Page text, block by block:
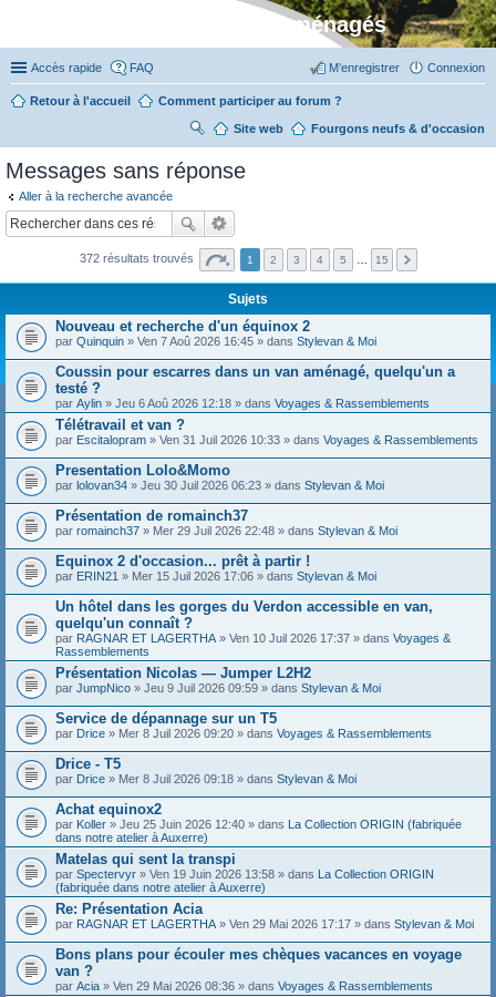
Stylevan - Vans aménagés
Accès rapide FAQ Connexion
M’enregistrer
Retour à l'accueil Comment participer au forum ?
Fourgons neufs & d'occasion
Site web
R
her
ch
er
Messages sans réponse
Aller à la recherche avancée
372 résultats trouvés 1 2 3 4 5 15
Sujets
Nouveau et recherche d'un équinox 2
par Quinquin » Ven 7 Aoû 2026 16:45 » dans Stylevan & Moi
Coussin pour escarres dans un van aménagé, quelqu'un a
testé ?
par Aylin » Jeu 6 Aoû 2026 12:18 » dans Voyages & Rassemblements
Télétravail et van ?
par Escitalopram » Ven 31 Juil 2026 10:33 » dans Voyages & Rassemblements
Presentation Lolo&Momo
par lolovan34 » Jeu 30 Juil 2026 06:23 » dans Stylevan & Moi
Présentation de romainch37
par romainch37 » Mer 29 Juil 2026 22:48 » dans Stylevan & Moi
Equinox 2 d'occasion... prêt à partir !
par ERIN21 » Mer 15 Juil 2026 17:06 » dans Stylevan & Moi
Un hôtel dans les gorges du Verdon accessible en van,
quelqu'un connaît ?
par RAGNAR ET LAGERTHA » Ven 10 Juil 2026 17:37 » dans Voyages &
Rassemblements
Présentation Nicolas — Jumper L2H2
par JumpNico » Jeu 9 Juil 2026 09:59 » dans Stylevan & Moi
Service de dépannage sur un T5
par Drice » Mer 8 Juil 2026 09:20 » dans Voyages & Rassemblements
Drice - T5
par Drice » Mer 8 Juil 2026 09:18 » dans Stylevan & Moi
Achat equinox2
par Koller » Jeu 25 Juin 2026 12:40 » dans La Collection ORIGIN (fabriquée
dans notre atelier à Auxerre)
Matelas qui sent la transpi
par Spectervyr » Ven 19 Juin 2026 13:58 » dans La Collection ORIGIN
(fabriquée dans notre atelier à Auxerre)
Re: Présentation Acia
par RAGNAR ET LAGERTHA » Ven 29 Mai 2026 17:17 » dans Stylevan & Moi
Bons plans pour écouler mes chèques vacances en voyage
van ?
par Acia » Ven 29 Mai 2026 08:36 » dans Voyages & Rassemblements